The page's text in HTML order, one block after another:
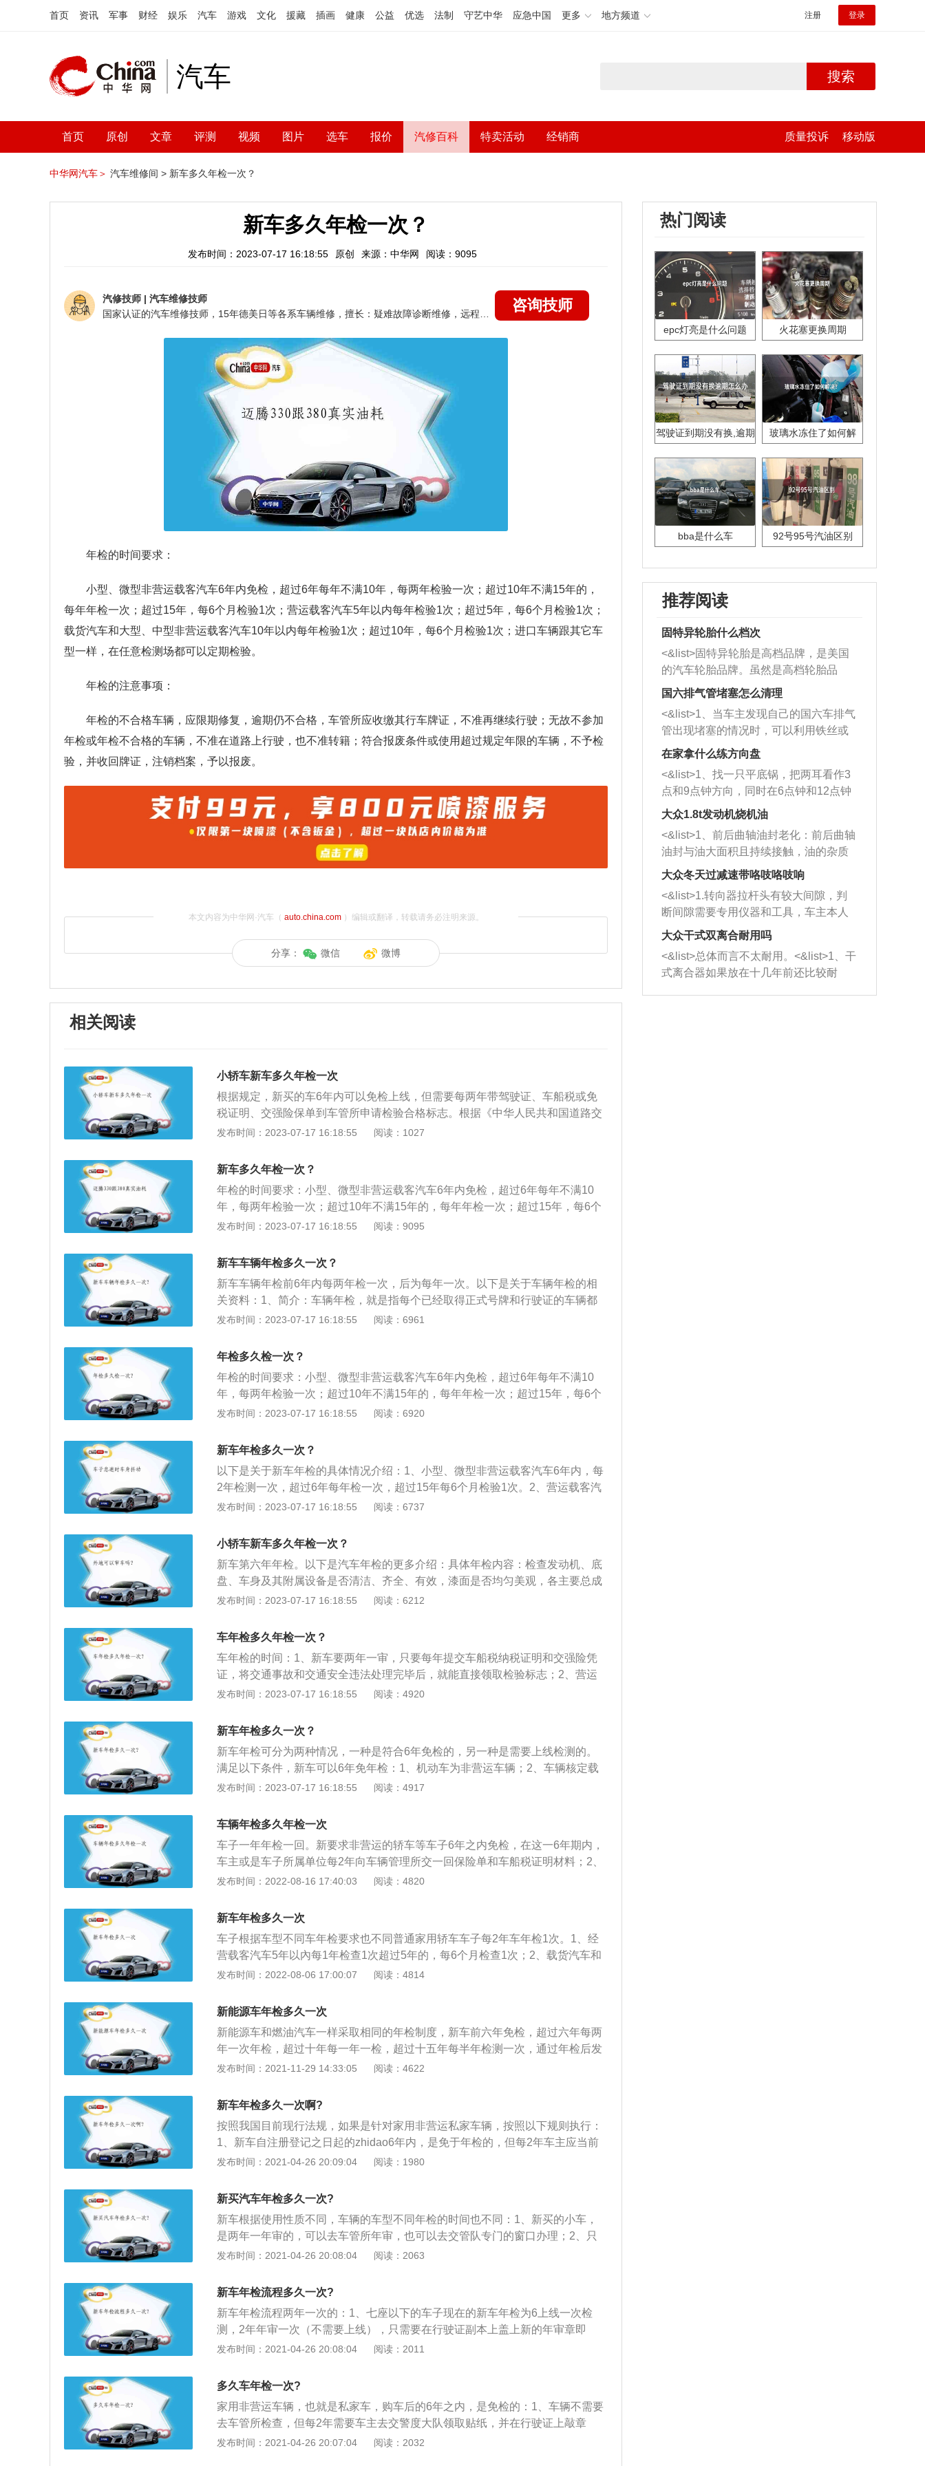
首页 资讯 军事 财经 娱乐 汽车 游戏 文化 援藏 插画 健康 公益 优选 法制 守艺中华 应急中国 更多 地方频道 注册 登录
汽车 搜索
首页 原创 文章 评测 视频 图片 选车 报价 汽修百科 特卖活动 经销商 质量投诉 移动版
中华网汽车＞ 汽车维修间 > 新车多久年检一次？
新车多久年检一次？
发布时间：2023-07-17 16:18:55 原创 来源：中华网 阅读：9095
汽修技师 | 汽车维修技师
咨询技师
年检的时间要求：
小型、微型非营运载客汽车6年内免检，超过6年每年不满10年，每两年检验一次；超过10年不满15年的，
每年年检一次；超过15年，每6个月检验1次；营运载客汽车5年以内每年检验1次；超过5年，每6个月检验1次；
载货汽车和大型、中型非营运载客汽车10年以内每年检验1次；超过10年，每6个月检验1次；进口车辆跟其它车
型一样，在任意检测场都可以定期检验。
年检的注意事项：
年检的不合格车辆，应限期修复，逾期仍不合格，车管所应收缴其行车牌证，不准再继续行驶；无故不参加
年检或年检不合格的车辆，不准在道路上行驶，也不准转籍；符合报废条件或使用超过规定年限的车辆，不予检
验，并收回牌证，注销档案，予以报废。
本文内容为中华网·汽车（ auto.china.com）编辑或翻译，转载请务必注明来源。
分享： 微信 微博
相关阅读
小轿车新车多久年检一次
根据规定，新买的车6年内可以免检上线，但需要每两年带驾驶证、车船税或免
税证明、交强险保单到车管所申请检验合格标志。根据《中华人民共和国道路交
通安全法实施条例》第十六条显示，机动车应当从注册登记之日起，按照下列期
个月检验1次；2、载货汽车和大型、中型非营运载客汽车10年以内每年检验1
次；超过10年的，每6个月检验1次；3、小型、微型非营运载客汽车6年以内每2
年检验1次；超过6年的，每年检验1次；超过15年的，每6个月检验1次；4、摩托
车4年以内每2年检验1次；超过4年的，每年检验1次；5、拖拉机和其他机动车每
年检验1次。6、营运机动车在规定检验期限内经安全技术检验合格的，不再重复
登记的机动车应当符合机动车国家安全技术标准。申请机动车登记时，应当接受
对该机动车的安全技术检验。但是，经国家机动车产品主管部门依据机动车国家
安全技术标准认定的企业生产的机动车型，该车型的新车在出厂时经检验符合机
发布时间：2023-07-17 16:18:55 阅读：1027
新车多久年检一次？
年检的时间要求：小型、微型非营运载客汽车6年内免检，超过6年每年不满10
年，每两年检验一次；超过10年不满15年的，每年年检一次；超过15年，每6个
月检验1次；营运载客汽车5年以内每年检验1次；超过5年，每6个月检验1次；载
检验1次；进口车辆跟其它车型一样，在任意检测场都可以定期检验。年检的注
意事项：年检的不合格车辆，应限期修复，逾期仍不合格，车管所应收缴其行车
牌证，不准再继续行驶；无故不参加年检或年检不合格的车辆，不准在道路上行
驶，也不准转籍；符合报废条件或使用超过规定年限的车辆，不予检验，并收回
牌证，注销档案，予以报废。
发布时间：2023-07-17 16:18:55 阅读：9095
新车车辆年检多久一次？
新车车辆年检前6年内每两年检一次，后为每年一次。以下是关于车辆年检的相
关资料：1、简介：车辆年检，就是指每个已经取得正式号牌和行驶证的车辆都
必须要的一项检测，相当于每年一次按《机动车运行安全技术条件》给车辆做体
收缴其行车牌证，不准再继续行驶。（2）无故不参加年检或年检不合格的车
辆，不准在道路上行驶，也不准转籍。（3）符合报废条件或使用超过规定年限
的车辆不予检验，并收回牌证注销档案，予以报废。
发布时间：2023-07-17 16:18:55 阅读：6961
年检多久检一次？
年检的时间要求：小型、微型非营运载客汽车6年内免检，超过6年每年不满10
年，每两年检验一次；超过10年不满15年的，每年年检一次；超过15年，每6个
月检验1次；营运载客汽车5年以内每年检验1次；超过5年，每6个月检验1次；载
检验1次；进口车辆跟其它车型一样，在任意检测场都可以定期检验。年检的注
意事项：年检的不合格车辆，应限期修复，逾期仍不合格，车管所应收缴其行车
牌证，不准再继续行驶；无故不参加年检或年检不合格的车辆，不准在道路上行
驶，也不准转籍；符合报废条件或使用超过规定年限的车辆，不予检验，并收回
牌证，注销档案，予以报废。
发布时间：2023-07-17 16:18:55 阅读：6920
新车年检多久一次？
以下是关于新车年检的具体情况介绍：1、小型、微型非营运载客汽车6年内，每
2年检测一次，超过6年每年检一次，超过15年每6个月检验1次。2、营运载客汽
车5年以内每年检验1次；超过5年每6个月检验1次。3、载货汽车和大型、中型非
其他机动车每年检验1次。5、营运机动车在规定检验期限内经安全技术检验合
格，不再重复进行安全技术检验。
发布时间：2023-07-17 16:18:55 阅读：6737
小轿车新车多久年检一次？
新车第六年年检。以下是汽车年检的更多介绍：具体年检内容：检查发动机、底
盘、车身及其附属设备是否清洁、齐全、有效，漆面是否均匀美观，各主要总成
是否更换，与初检记录是否相符；检验车辆的制动性、转向操纵性、灯光、排气
装、改型、改造、行驶证、号牌、车辆档案所有登记是否与现在车况相符，有无
变化，是否办理了审批和异动、变更手续；号牌、行驶证及车上喷印的号牌放大
字样有无损坏、涂改字迹不清等情况，是否需要更换。汽车年检的注意事项：汽
车在机动车检验有效期满前三个月内年检。根据相关法律规定，机动车所有人在
处理完机动车相关的违章事故后，才能按照法定流程，申请机动车年检。
发布时间：2023-07-17 16:18:55 阅读：6212
车年检多久年检一次？
车年检的时间：1、新车要两年一审，只要每年提交车船税纳税证明和交强险凭
证，将交通事故和交通安全违法处理完毕后，就能直接领取检验标志；2、营运
载客汽车5年以内每年检验1次，超过5年的每6个月检验1次，载货汽车和大型、
检的内容包括：1、是否有车辆使用说明书、合格证（进口车辆的商检证明），
车体上的出厂见样标记是否齐备；2、对机动车内外轮廓尺寸及轮距、轴距进行
测量，测量的具体项目是车长、车宽、车高、车厢栏板高度及面积、轮距、轴
距。
发布时间：2023-07-17 16:18:55 阅读：4920
新车年检多久一次？
新车年检可分为两种情况，一种是符合6年免检的，另一种是需要上线检测的。
满足以下条件，新车可以6年免年检：1、机动车为非营运车辆；2、车辆核定载
人数为6人及以下，2020年11月20日起，7至9座小微型客车（面包车除外）纳入
通客车、微型越野客车、小型普通客车、小型越野客车、小型专用客车；4、自
出厂之日起，4年内办理登记注册手续的车；5、满足以上条件，且免检期间没有
发生过造成人员伤亡的交通事故。
发布时间：2023-07-17 16:18:55 阅读：4917
车辆年检多久年检一次
车子一年年检一回。新要求非营运的轿车等车子6年之内免检，在这一6年期内，
车主或是车子所属单位每2年向车辆管理所交一回保险单和车船税证明材料；2、
随后直接想公安机关交通部门申请领到检验及格标识。从今年新要求实施起，公
主，城市范畴内机动车所有人可自行挑选检验机构检验。车辆管理所的检验机
构，为了便捷车辆年审，对预定年检的车子设立了预定通道和窗户，车主在车检
时降低了排队时长，可以直接上线检测，随后持有检测及格报告单领到年检及格
标识和环保标。汽车年审时间要求加强和改善机动车检验工作的国家政策有新的
要求，之前轿车每2年年检一回，从今年9月1日逐渐开始刚注册的的轿车6年之内
发布时间：2022-08-16 17:40:03 阅读：4820
新车年检多久一次
车子根据车型不同车年检要求也不同普通家用轿车车子每2年车年检1次。1、经
营载客汽车5年以內每1年检查1次超过5年的，每6个月检查1次；2、载货汽车和
大型的、微型非经营载客汽车10年以內每1年检查1次；超过10年的，每6个月检
6年免车年检并非真正的意义上的免收，反而是避免上线了检测即机动车检测的
阶段，但依然要每2年申请办理1次车年检达标标志，可以网上申请。这一个基本
概念一定要差别好，相等于你享有了两次免上线了检测，而6年依然要上线了车
年检并申请办理车年检达标标志。经营载客汽车5年以內每1年检查1次；超过5年
的，每6个月检查1次；载货汽车和大型的、微型非经营载客汽车10年以內每1年
检条件的，6年内无需上线了检测，每2年直接申领检查达标标志。
发布时间：2022-08-06 17:00:07 阅读：4814
新能源车年检多久一次
新能源车和燃油汽车一样采取相同的年检制度，新车前六年免检，超过六年每两
年一次年检，超过十年每一年一检，超过十五年每半年检测一次，通过年检后发
放年检标志。新能源汽车是指除汽油发动机柴油发动机之外的其他能源汽车，包
机动车的使用性质不同，检测的项目和范围也有区别。小车和面包车在上牌前6
年每两年一审，6年后一年一审，15年后一年两审，汽车年检要用到的证件包括
汽车的行驶证，有效的保险单等，在年检时需要携带这些证件。如果车辆没有按
时年审，在路上行驶时被交警查到会对车主进行罚款甚至扣分，而且未及时年审
的车辆出现保险事故时，保险公司可以不进行理赔。
发布时间：2021-11-29 14:33:05 阅读：4622
新车年检多久一次啊?
按照我国目前现行法规，如果是针对家用非营运私家车辆，按照以下规则执行：
1、新车自注册登记之日起的zhidao6年内，是免于年检的，但每2年车主应当前
往交管部门申领贴纸和年检标志、备案；2、6年～15年车龄的版车辆，每年都应
每半年应当前往车管所以及下属的验车单位查验车辆。
发布时间：2021-04-26 20:09:04 阅读：1980
新买汽车年检多久一次?
新车根据使用性质不同，车辆的车型不同年检的时间也不同：1、新买的小车，
是两年一年审的，可以去车管所年审，也可以去交管队专门的窗口办理；2、只
需要携带车主身份证、有效期内的交强险副本、车辆行驶证，保证车辆无违章记
须先处理好违章再去年审，不然如果违章没有处理完是不能办理年审的。
发布时间：2021-04-26 20:08:04 阅读：2063
新车年检流程多久一次?
新车年检流程两年一次的：1、七座以下的车子现在的新车年检为6上线一次检
测，2年年审一次（不需要上线），只需要在行驶证副本上盖上新的年审章即
可，还有领取新的年检贴，带着行驶证以及在有效度期内的保险单交强险单去办
的一问项检测，相当于每年一次按《机动车运行安全技术条件》；3、给车辆做
体检，及时消除车辆安全隐患，督促加强汽车的维护保养，减少交通事故的发生
也就是我们答平时所说的验车。
发布时间：2021-04-26 20:08:04 阅读：2011
多久车年检一次?
家用非营运车辆，也就是私家车，购车后的6年之内，是免检的：1、车辆不需要
去车管所检查，但每2年需要车主去交警度大队领取贴纸，并在行驶证上敲章
版；2、车龄达到6年以上的，车辆每1年都要去车管所验车一次；3、车龄权达到
发布时间：2021-04-26 20:07:04 阅读：2032
热门阅读
epc灯亮是什么问题 火花塞更换周期
驾驶证到期没有换,逾期
玻璃水冻住了如何解
bba是什么车 92号95号汽油区别
推荐阅读
固特异轮胎什么档次
<&list>固特异轮胎是高档品牌，是美国
的汽车轮胎品牌。虽然是高档轮胎品
牌，但是中高低端的轮胎都有生产，这
也是为了更好的开拓市场。
国六排气管堵塞怎么清理
<&list>1、当车主发现自己的国六车排气
管出现堵塞的情况时，可以利用铁丝或
者是细棍，直接将杂物给取出来，如果
堵塞情况比较严重，也可以采取应急措
施。 <&list>2、直接利用木棍将所有的
杂物推到排气管里面的位置处，然后将
三元催化器拆解开，就可以将堵塞的东
西取出来。但如果是因为积碳过多引起
的堵塞，就需要将三元催化器泡在草酸
洗剂对堵塞的情况得到解决，将清洗剂
放在燃油箱中，与燃油混合后，车辆启
动时，就可以和汽油一起进入到燃烧
室，最后形成废气排出，就可以让三元
催化器得到清洗，排气管堵塞的情况就
能够得到解决。
在家拿什么练方向盘
<&list>1、找一只平底锅，把两耳看作3
点和9点钟方向，同时在6点钟和12点钟
方向做一个标记。 <&list>2、双手握住
一圈半的练习，往右同样也要打相同的
圈数。 <&list>3、最后强调要反复练
习，这样就可以形成肌肉记忆，在真实
驾驶车辆时，不需要记忆也能打好方
向。
大众1.8t发动机烧机油
<&list>1、前后曲轴油封老化：前后曲轴
油封与油大面积且持续接触，油的杂质
和发动机内持续温度变化使其密封效果
逐渐减弱，导致渗油或漏油。<&list>2、
活塞间隙过大：积碳会使活塞环与缸体
的间隙扩大，导致机油流入燃烧室中，
造成烧机油。<&list>3、机油粘度。使用
机油粘度过小的话，同样会有烧机油现
象，机油粘度过小具有很好的流动性，
大众冬天过减速带咯吱咯吱响
<&list>1.转向器拉杆头有较大间隙，判
断间隙需要专用仪器和工具，车主本人
无法制作，需要将车辆送到修理厂或4s
店；<&list>2.车辆半轴套管防尘罩破
裂，破裂后会出现漏油现象，使半轴磨
损严重，磨损的半轴容易损坏，产生异
响；<&list>3.稳定器的转向胶套和球头
大众干式双离合耐用吗
<&list>总体而言不太耐用。<&list>1、干
式离合器如果放在十几年前还比较耐